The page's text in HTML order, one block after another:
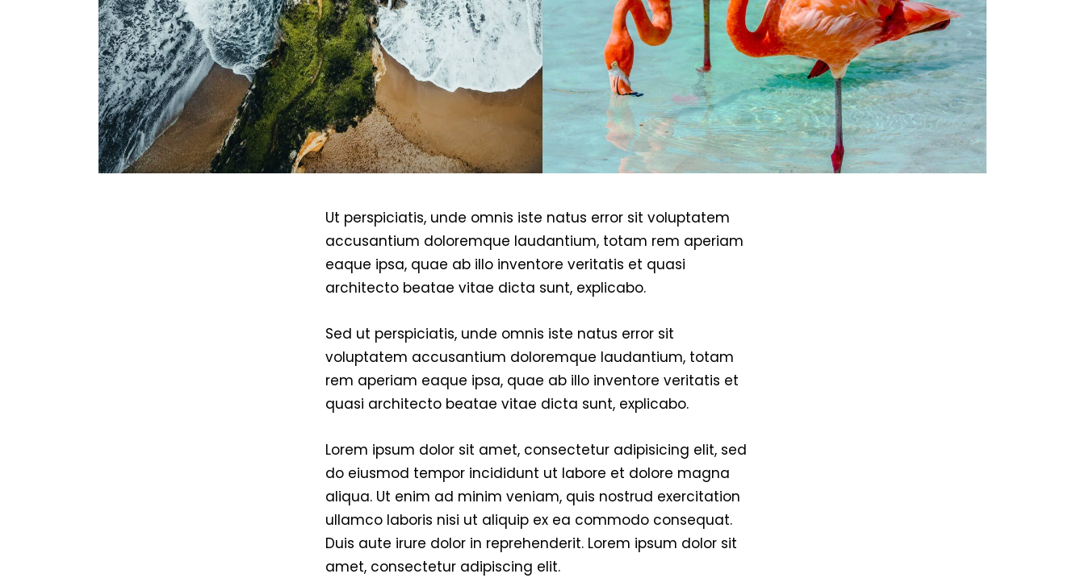
Ut perspiciatis, unde omnis iste natus error sit voluptatem
accusantium doloremque laudantium, totam rem aperiam
eaque ipsa, quae ab illo inventore veritatis et quasi
architecto beatae vitae dicta sunt, explicabo.
Sed ut perspiciatis, unde omnis iste natus error sit
voluptatem accusantium doloremque laudantium, totam
rem aperiam eaque ipsa, quae ab illo inventore veritatis et
quasi architecto beatae vitae dicta sunt, explicabo.
Lorem ipsum dolor sit amet, consectetur adipisicing elit, sed
do eiusmod tempor incididunt ut labore et dolore magna
aliqua. Ut enim ad minim veniam, quis nostrud exercitation
ullamco laboris nisi ut aliquip ex ea commodo consequat.
Duis aute irure dolor in reprehenderit. Lorem ipsum dolor sit
amet, consectetur adipiscing elit.